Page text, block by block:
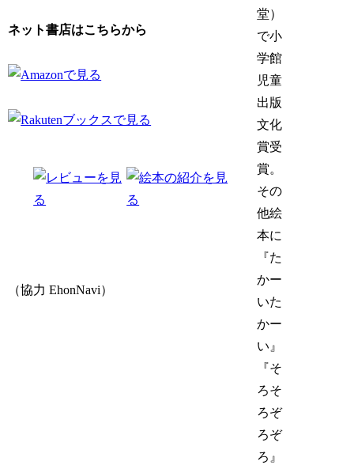
ネット書店はこちらから
（協力 EhonNavi）
堂）
で小
学館
児童
出版
文化
賞受
賞。
その
他絵
本に
『た
かー
いた
かー
い』
『そ
ろそ
ろぞ
ろぞ
ろ』